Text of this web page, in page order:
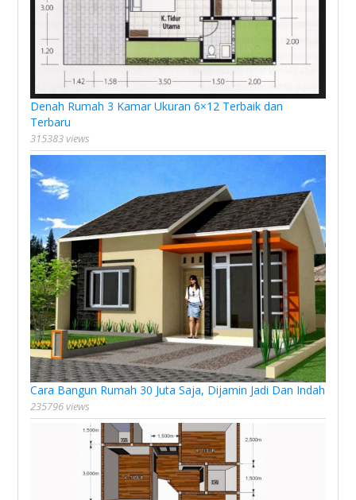
Denah Rumah 3 Kamar Ukuran 6×12 Terbaik dan
Terbaru
315383 views
Cara Bangun Rumah 30 Juta Saja, Dijamin Jadi Dan Indah
235796 views